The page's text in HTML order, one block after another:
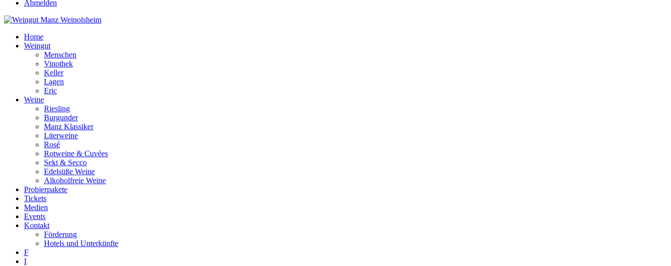
Abmelden
Home
Weingut
Menschen
Vinothek
Keller
Lagen
Eric
Weine
Riesling
Burgunder
Manz Klassiker
Literweine
Rosé
Rotweine & Cuvées
Sekt & Secco
Edelsüße Weine
Alkoholfreie Weine
Probierpakete
Tickets
Medien
Events
Kontakt
Förderung
Hotels und Unterkünfte
F
I